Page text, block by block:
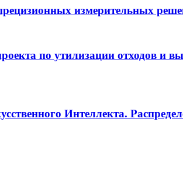
измерительных
по утилизации отходов и
Интеллекта.